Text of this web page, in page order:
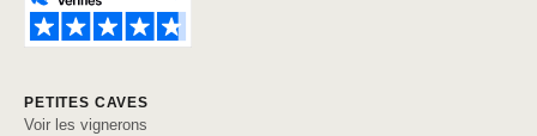
PETITES CAVES
Voir les vignerons